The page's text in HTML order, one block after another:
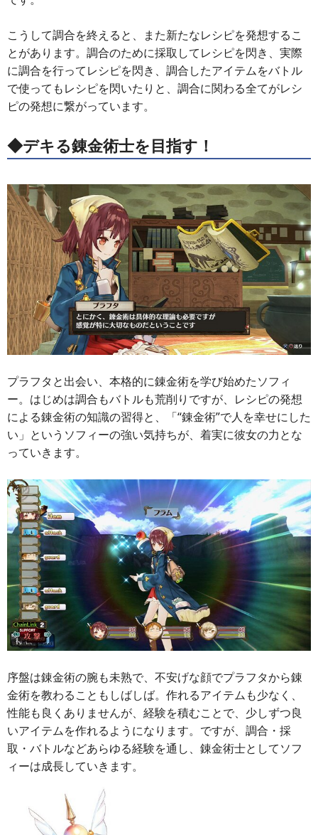
こうして調合を終えると、また新たなレシピを発想するこ
とがあります。調合のために採取してレシピを閃き、実際
に調合を行ってレシピを閃き、調合したアイテムをバトル
で使ってもレシピを閃いたりと、調合に関わる全てがレシ
ピの発想に繋がっています。
◆デキる錬金術士を目指す！
プラフタと出会い、本格的に錬金術を学び始めたソフィ
ー。はじめは調合もバトルも荒削りですが、レシピの発想
による錬金術の知識の習得と、「“錬金術”で人を幸せにした
い」というソフィーの強い気持ちが、着実に彼女の力とな
っていきます。
序盤は錬金術の腕も未熟で、不安げな顔でプラフタから錬
金術を教わることもしばしば。作れるアイテムも少なく、
性能も良くありませんが、経験を積むことで、少しずつ良
いアイテムを作れるようになります。ですが、調合・採
取・バトルなどあらゆる経験を通し、錬金術士としてソフ
ィーは成長していきます。